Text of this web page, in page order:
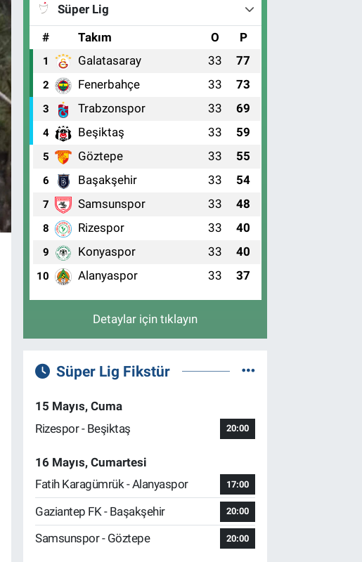
Süper Lig
#
Takım O P
1 Galatasaray 33 77
2 Fenerbahçe 33 73
3 Trabzonspor 33 69
4 Beşiktaş 33 59
5 Göztepe 33 55
6 Başakşehir 33 54
7 Samsunspor 33 48
8 Rizespor 33 40
9 Konyaspor 33 40
10 Alanyaspor 33 37
Detaylar için tıklayın
Süper Lig Fikstür
15 Mayıs, Cuma
Rizespor - Beşiktaş
20:00
16 Mayıs, Cumartesi
Fatih Karagümrük - Alanyaspor
17:00
Gaziantep FK - Başakşehir 20:00
Samsunspor - Göztepe 20:00